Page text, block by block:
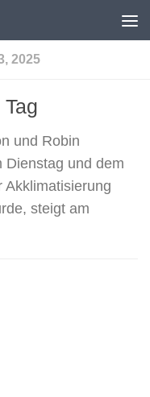
2025
und Robin
Dienstag und dem
Akklimatisierung
steigt am